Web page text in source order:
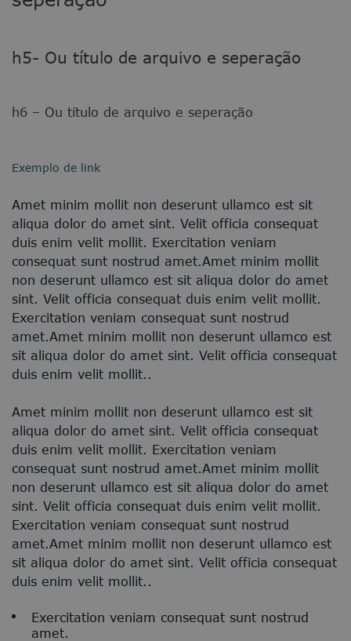
h5- Ou título de arquivo e seperação
h6 – Ou título de arquivo e seperação
Exemplo de link
Amet minim mollit non deserunt ullamco est sit
aliqua dolor do amet sint. Velit officia consequat
duis enim velit mollit. Exercitation veniam
consequat sunt nostrud amet.Amet minim mollit
non deserunt ullamco est sit aliqua dolor do amet
sint. Velit officia consequat duis enim velit mollit.
Exercitation veniam consequat sunt nostrud
amet.Amet minim mollit non deserunt ullamco est
sit aliqua dolor do amet sint. Velit officia consequat
duis enim velit mollit..
Amet minim mollit non deserunt ullamco est sit
aliqua dolor do amet sint. Velit officia consequat
duis enim velit mollit. Exercitation veniam
consequat sunt nostrud amet.Amet minim mollit
non deserunt ullamco est sit aliqua dolor do amet
sint. Velit officia consequat duis enim velit mollit.
Exercitation veniam consequat sunt nostrud
amet.Amet minim mollit non deserunt ullamco est
sit aliqua dolor do amet sint. Velit officia consequat
duis enim velit mollit..
Exercitation veniam consequat sunt nostrud
amet.